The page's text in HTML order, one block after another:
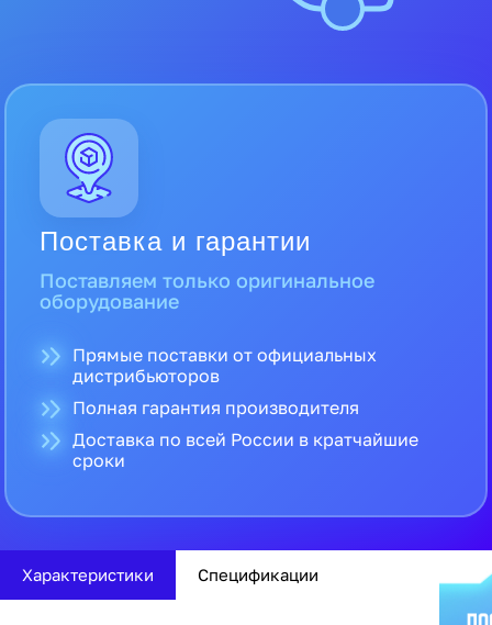
Поставка и гарантии
Поставляем только оригинальное
оборудование
Прямые поставки от официальных
дистрибьюторов
Полная гарантия производителя
Доставка по всей России в кратчайшие
сроки
Характеристики Спецификации